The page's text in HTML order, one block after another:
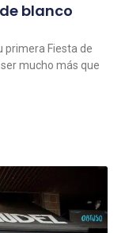
blanco
primera Fiesta de
mucho más que